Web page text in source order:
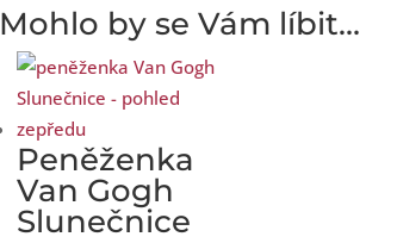
Mohlo by se Vám líbit…
Peněženka
Van Gogh
Slunečnice